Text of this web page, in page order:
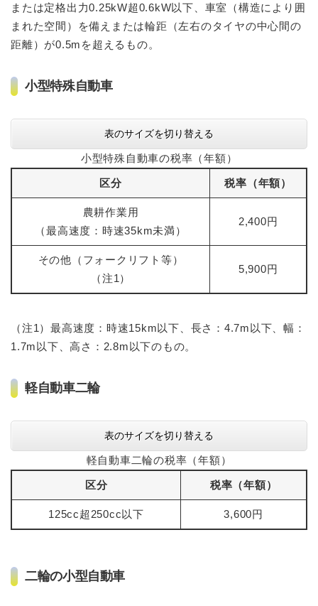
または定格出力0.25kW超0.6kW以下、車室（構造により囲
まれた空間）を備えまたは輪距（左右のタイヤの中心間の
距離）が0.5mを超えるもの。
小型特殊自動車
表のサイズを切り替える
小型特殊自動車の税率（年額）
区分 税率（年額）
農耕作業用
（最高速度：時速35km未満）
2,400円
その他（フォークリフト等）
（注1）
5,900円
（注1）最高速度：時速15km以下、長さ：4.7m以下、幅：
1.7m以下、高さ：2.8m以下のもの。
軽自動車二輪
表のサイズを切り替える
軽自動車二輪の税率（年額）
区分 税率（年額）
125cc超250cc以下 3,600円
二輪の小型自動車